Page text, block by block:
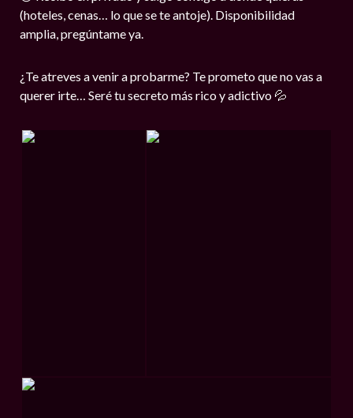
(hoteles, cenas… lo que se te antoje). Disponibilidad
amplia, pregúntame ya.
¿Te atreves a venir a probarme? Te prometo que no vas a
querer irte… Seré tu secreto más rico y adictivo 💦